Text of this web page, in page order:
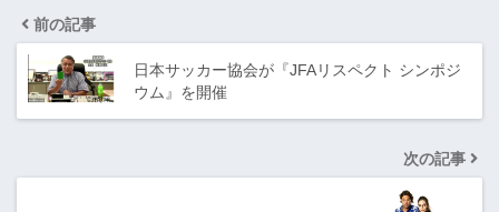
前の記事
日本サッカー協会が『JFAリスペクト シンポジ
ウム』を開催
次の記事